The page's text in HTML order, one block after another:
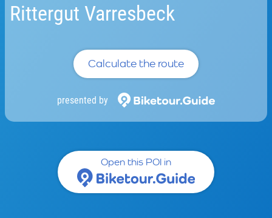
Rittergut Varresbeck
Calculate the route
presented by
Open this POI in